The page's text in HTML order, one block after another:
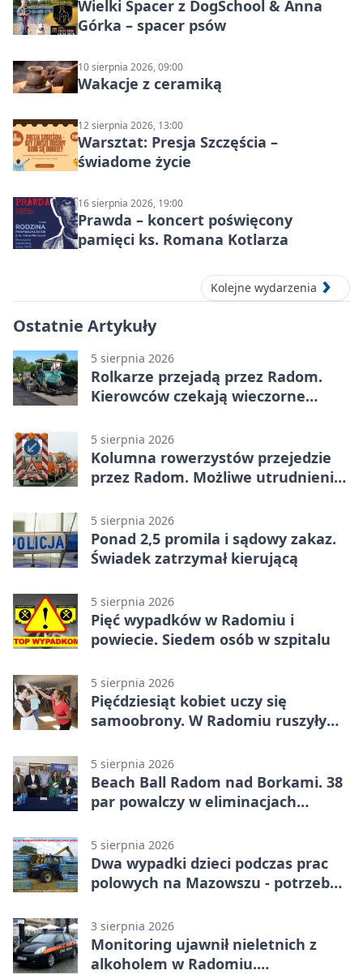
Wielki Spacer z DogSchool & Anna
Górka – spacer psów
10 sierpnia 2026, 09:00
Wakacje z ceramiką
12 sierpnia 2026, 13:00
Warsztat: Presja Szczęścia –
świadome życie
16 sierpnia 2026, 19:00
Prawda – koncert poświęcony
pamięci ks. Romana Kotlarza
Kolejne wydarzenia
Ostatnie Artykuły
5 sierpnia 2026
Rolkarze przejadą przez Radom.
Kierowców czekają wieczorne
5 sierpnia 2026
Kolumna rowerzystów przejedzie
przez Radom. Możliwe utrudnienia
5 sierpnia 2026
Ponad 2,5 promila i sądowy zakaz.
Świadek zatrzymał kierującą
5 sierpnia 2026
Pięć wypadków w Radomiu i
powiecie. Siedem osób w szpitalu
5 sierpnia 2026
Pięćdziesiąt kobiet uczy się
samoobrony. W Radomiu ruszyły
5 sierpnia 2026
Beach Ball Radom nad Borkami. 38
par powalczy w eliminacjach
5 sierpnia 2026
Dwa wypadki dzieci podczas prac
polowych na Mazowszu - potrzebna
3 sierpnia 2026
Monitoring ujawnił nieletnich z
alkoholem w Radomiu.